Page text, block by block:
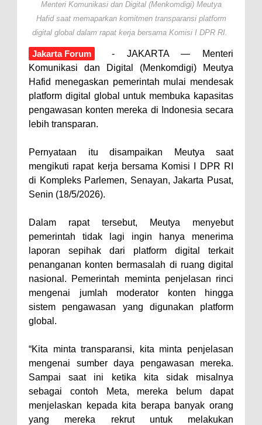
Menteri Komunikasi dan Digital (Menkomdigi) Meutya
Hafid saat memaparkan komitmen transparansi platform
digital global dalam rapat kerja bersama Komisi I DPR RI.
Jakarta Forum
- JAKARTA — Menteri
Komunikasi dan Digital (Menkomdigi) Meutya
Hafid menegaskan pemerintah mulai mendesak
platform digital global untuk membuka kapasitas
pengawasan konten mereka di Indonesia secara
lebih transparan.
Pernyataan itu disampaikan Meutya saat
mengikuti rapat kerja bersama Komisi I DPR RI
di Kompleks Parlemen, Senayan, Jakarta Pusat,
Senin (18/5/2026).
Dalam rapat tersebut, Meutya menyebut
pemerintah tidak lagi ingin hanya menerima
laporan sepihak dari platform digital terkait
penanganan konten bermasalah di ruang digital
nasional. Pemerintah meminta penjelasan rinci
mengenai jumlah moderator konten hingga
sistem pengawasan yang digunakan platform
global.
“Kita minta transparansi, kita minta penjelasan
mengenai sumber daya pengawasan mereka.
Sampai saat ini ketika kita sidak misalnya
sebagai contoh Meta, mereka belum dapat
menjelaskan kepada kita berapa banyak orang
yang mereka rekrut untuk melakukan